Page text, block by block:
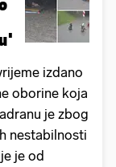
izdano
oborine koja
je zbog
nestabilnosti
je od